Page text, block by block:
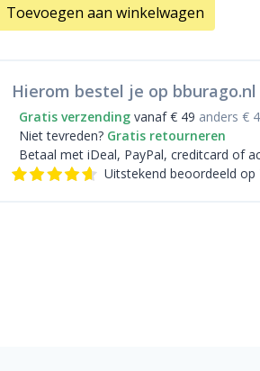
Toevoegen aan winkelwagen
Hierom bestel je op bburago.nl
Gratis verzending vanaf € 49 anders €
Niet tevreden? Gratis retourneren
Betaal met iDeal, PayPal, creditcard of
Uitstekend beoordeeld op